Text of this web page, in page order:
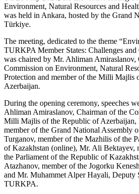
Environment, Natural Resources and
was held in Ankara, hosted by the Grand
Türkiye.
The meeting, dedicated to the theme
TURKPA Member States: Challenges and
was chaired by Mr. Ahliman Amiraslanov,
Commission on Environment, Natural
Protection and member of the Milli Majlis
Azerbaijan.
During the opening ceremony, speeches
Ahliman Amiraslanov, Chairman of the
Milli Majlis of the Republic of Azerbaijan,
member of the Grand National Assembly
Turganov, member of the Mazhilis of the
of Kazakhstan (online), Mr. Ali Bektayev,
the Parliament of the Republic of
Atazhanov, member of the Jogorku
and Mr. Muhammet Alper Hayali, Deputy
TURKPA.